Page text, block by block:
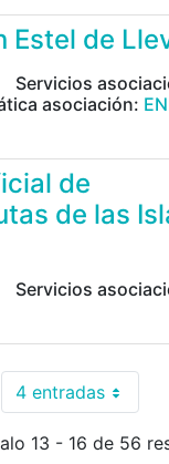
Estel de
Servicios
asociación:
de
de las
Servicios
4 entradasPor página
13 - 16 de 56